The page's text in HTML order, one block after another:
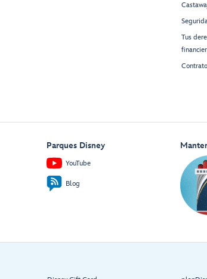
Tus
Parques Disney
YouTube
Blog